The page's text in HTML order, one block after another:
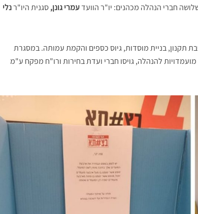
חברי הנהלה מכהנים: יו"ר הוועדעמרי גונן,סגנית היו"רנלי
תקנון, בניית מוסדות, גיוס כספים והקמת עמותה. במסגרת
להנהלה, גויסו חברי ועדת בחירות ורו"ח מפקח ע"מ